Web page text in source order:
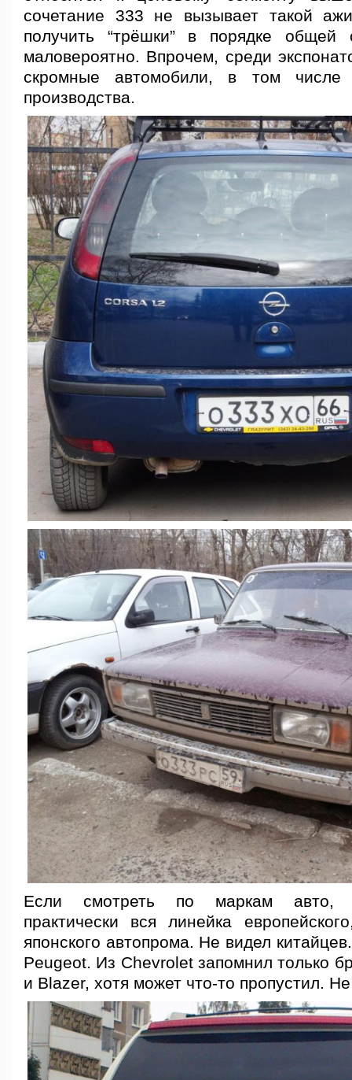
сочетание 333 не вызывает такой
получить “трёшки” в порядке
маловероятно. Впрочем, среди
скромные автомобили, в том числе
производства.
Если смотреть по маркам авто,
практически вся линейка
японского автопрома. Не видел
Peugeot. Из Chevrolet запомнил только
и Blazer, хотя может что-то пропустил.